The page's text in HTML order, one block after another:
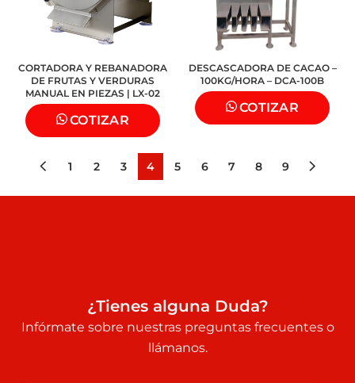
CORTADORA Y REBANADORA
DE FRUTAS Y VERDURAS
MANUAL EN PIEZAS | LX-02
COTIZAR
DESCASCADORA DE CACAO –
100KG/HORA – DCA-100B
COTIZAR
1 2 3 4 5 6 7 8 9
¿Tienes alguna Duda?
Infórmate sobre nuestras preguntas frecuentes o
llámanos.